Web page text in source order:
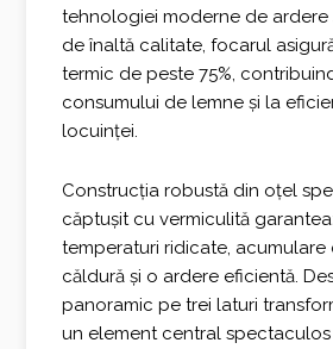
tehnologiei moderne de ardere
de înaltă calitate, focarul
termic de peste 75%,
consumului de lemne și la
locuinței.
Construcția robustă din oțel
căptușit cu vermiculită
temperaturi ridicate, acumulare
căldură și o ardere eficientă.
panoramic pe trei laturi
un element central